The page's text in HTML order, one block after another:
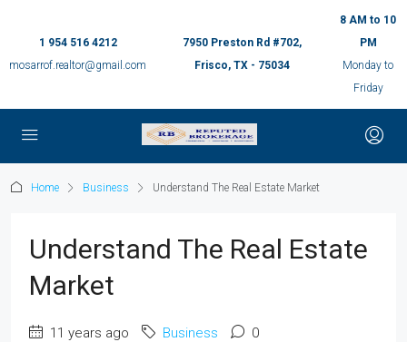
1 954 516 4212
mosarrof.realtor@gmail.com
7950 Preston Rd #702,
Frisco, TX - 75034
8 AM to 10
PM
Monday to
Friday
Home Business Understand The Real Estate Market
Understand The Real Estate
Market
11 years ago Business 0